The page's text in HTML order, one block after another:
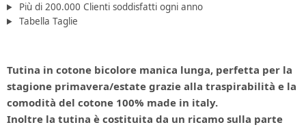
Più di 200.000 Clienti soddisfatti ogni anno
Tabella Taglie
Tutina in cotone bicolore manica lunga, perfetta per la
stagione primavera/estate grazie alla traspirabilità e la
comodità del cotone 100% made in italy.
Inoltre la tutina è costituita da un ricamo sulla parte